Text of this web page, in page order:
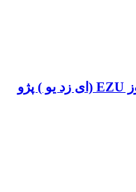
ایسیو پژو 207 و 206 اتومات کروز EZU (ای زد یو ) پژو